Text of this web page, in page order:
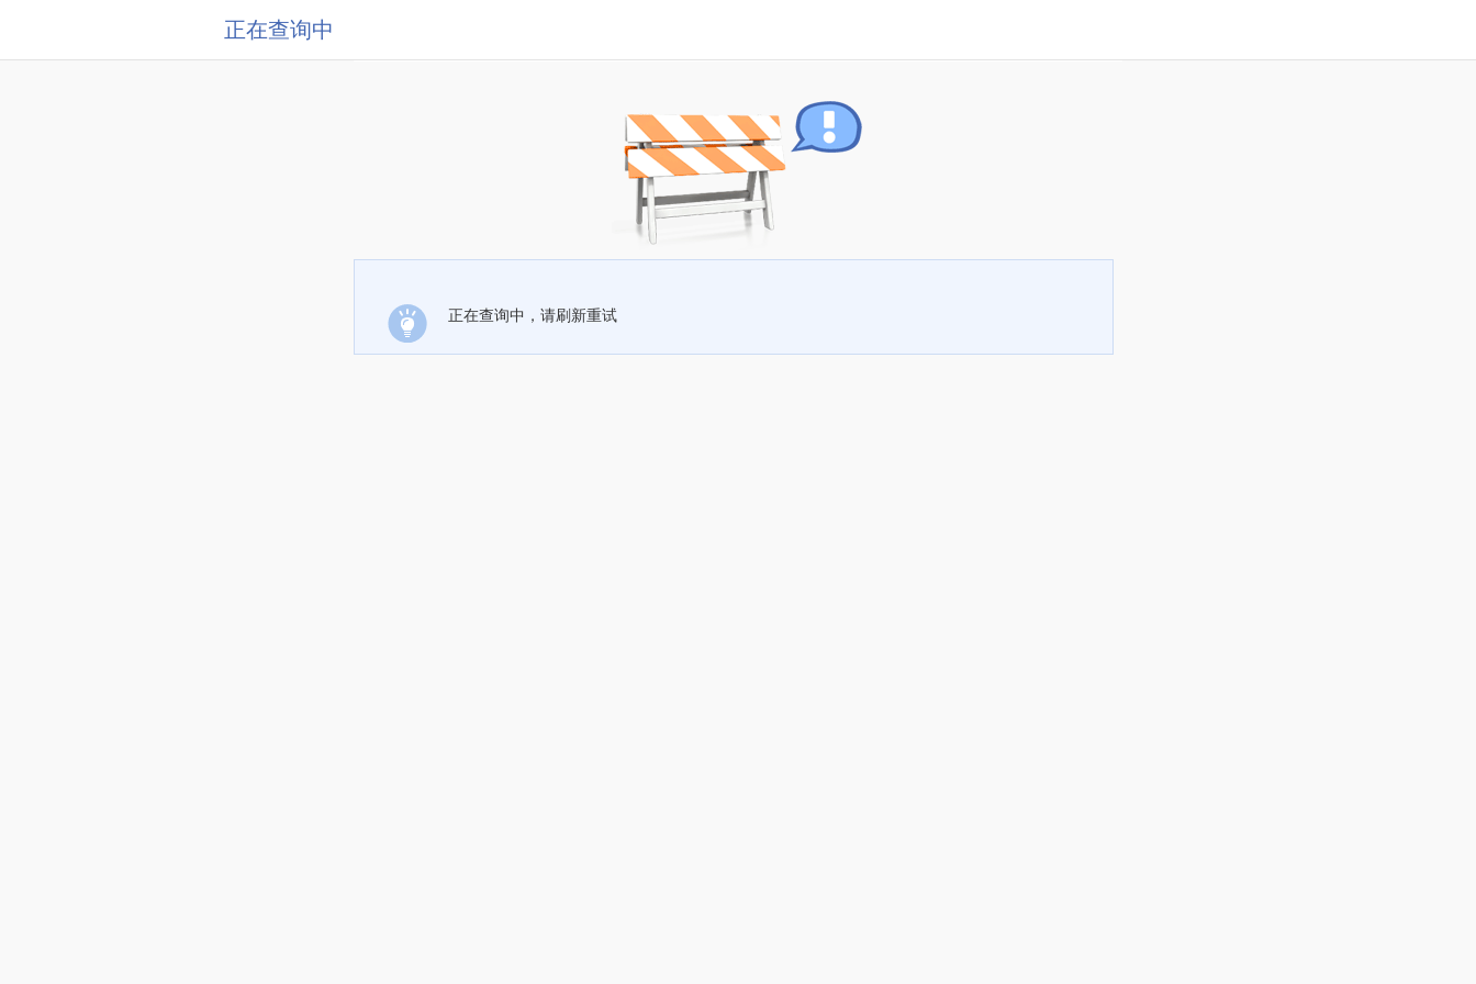
正在查询中
正在查询中，请刷新重试